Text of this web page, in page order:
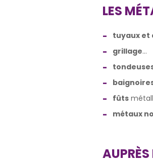
LES
tuyaux et
grillage...
fûts
métaux